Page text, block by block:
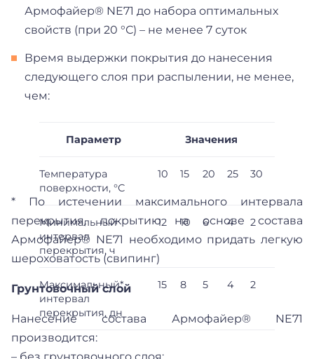
Армофайер® NE71 до набора оптимальных
свойств (при 20 °С) – не менее 7 суток
Время выдержки покрытия до нанесения
следующего слоя при распылении, не менее,
чем:
Параметр Значения
Температура
поверхности, °С
10 15 20 25 30
Минимальный
интервал
перекрытия, ч
12 10 6 4 2
Максимальный*
интервал
перекрытия, дн
15 8 5 4 2
* По истечении максимального интервала
перекрытия, покрытию на основе состава
Армофайер® NE71 необходимо придать легкую
шероховатость (свипинг)
Грунтовочный слой
Нанесение состава Армофайер® NE71
производится: